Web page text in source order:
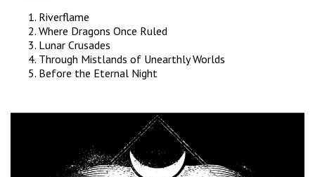
Riverflame
Where Dragons Once Ruled
Lunar Crusades
Through Mistlands of Unearthly Worlds
Before the Eternal Night